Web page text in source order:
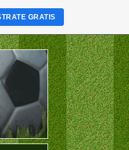
GRATIS